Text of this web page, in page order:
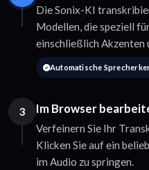
Die Sonix-KI
Modellen, die speziell
einschließlich Akzenten
Automatische
3 Im Browser
Verfeinern Sie Ihr
Klicken Sie auf ein
im Audio zu springen.